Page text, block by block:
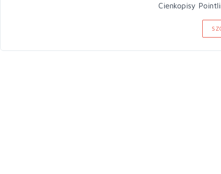
Cienkopisy